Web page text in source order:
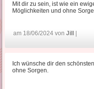
Mit dir zu sein, ist wie ein
Möglichkeiten und ohne
am 18/06/2024 vonJill
Ich wünsche dir den
ohne Sorgen.